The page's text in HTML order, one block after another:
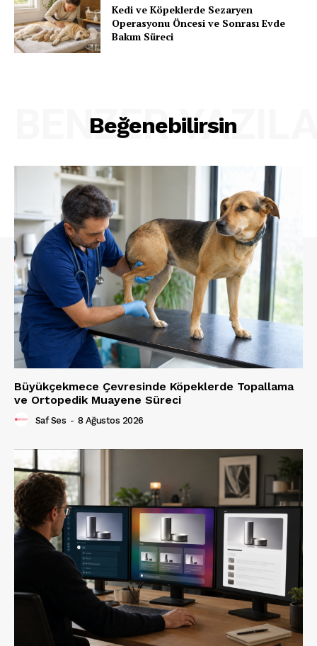
Kedi ve Köpeklerde Sezaryen
Operasyonu Öncesi ve Sonrası Evde
Bakım Süreci
Beğenebilirsin
BENZER
Büyükçekmece Çevresinde Köpeklerde Topallama
ve Ortopedik Muayene Süreci
Saf Ses - 8 Ağustos 2026